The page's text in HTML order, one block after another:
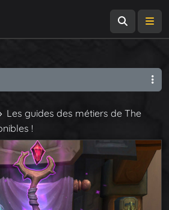
Les guides des métiers de The
!